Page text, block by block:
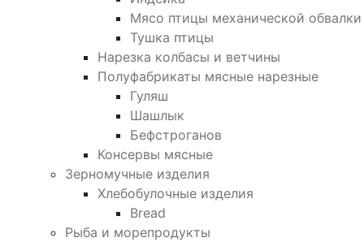
Мясо птицы механической обвалки
Тушка птицы
Нарезка колбасы и ветчины
Полуфабрикаты мясные нарезные
Гуляш
Шашлык
Бефстроганов
Консервы мясные
Зерномучные изделия
Хлебобулочные изделия
Bread
Рыба и морепродукты